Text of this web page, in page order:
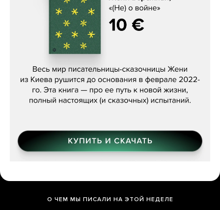
Женя Бережная, «(Не) о войне»
О ЧЕМ МЫ ПИСАЛИ НА ЭТОЙ НЕДЕЛЕ